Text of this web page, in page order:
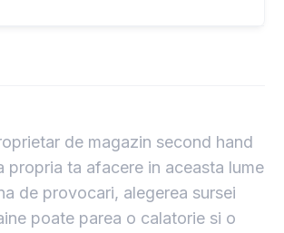
de magazin second hand
propria ta afacere in aceasta lume
de provocari, alegerea sursei
poate parea o calatorie si o